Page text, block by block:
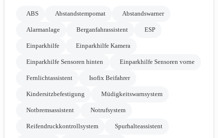
ABS Abstandstempomat Abstandswarner
Alarmanlage Berganfahrassistent ESP
Einparkhilfe Einparkhilfe Kamera
Einparkhilfe Sensoren hinten Einparkhilfe Sensoren vorne
Fernlichtassistent Isofix Beifahrer
Kindersitzbefestigung Müdigkeitswarnsystem
Notbremsassistent Notrufsystem
Reifendruckkontrollsystem Spurhalteassistent